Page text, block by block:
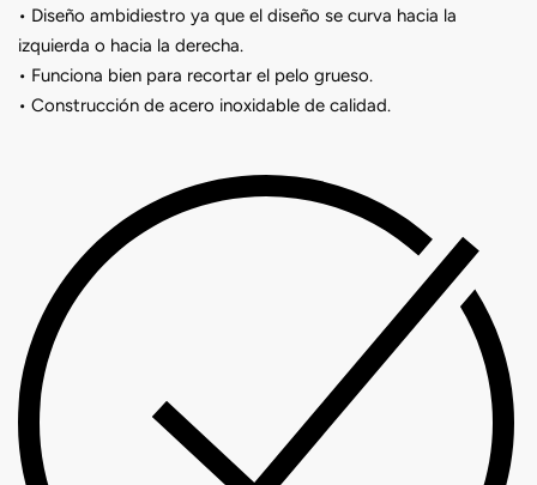
• Diseño ambidiestro ya que el diseño se curva hacia la
izquierda o hacia la derecha.
• Funciona bien para recortar el pelo grueso.
• Construcción de acero inoxidable de calidad.